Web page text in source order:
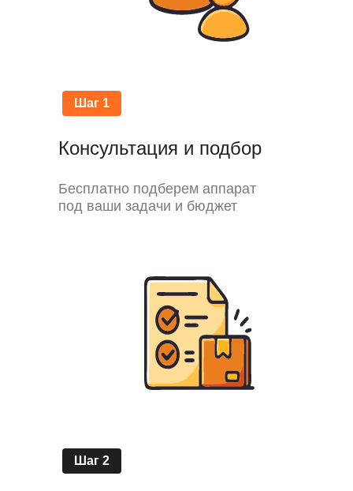
Шаг 2
Шаг 1
Бесплатно подберем аппарат
под ваши задачи и бюджет
Консультация и подбор